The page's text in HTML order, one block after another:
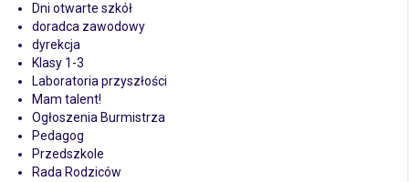
Dni otwarte szkół
doradca zawodowy
dyrekcja
Klasy 1-3
Laboratoria przyszłości
Mam talent!
Ogłoszenia Burmistrza
Pedagog
Przedszkole
Rada Rodziców